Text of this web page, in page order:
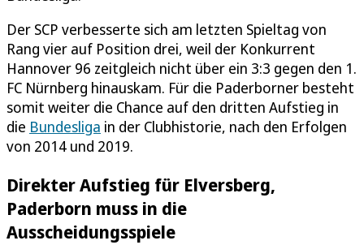
Der SCP verbesserte sich am letzten Spieltag von
Rang vier auf Position drei, weil der Konkurrent
Hannover 96 zeitgleich nicht über ein 3:3 gegen den 1.
FC Nürnberg hinauskam. Für die Paderborner besteht
somit weiter die Chance auf den dritten Aufstieg in
die Bundesliga in der Clubhistorie, nach den Erfolgen
von 2014 und 2019.
Direkter Aufstieg für Elversberg,
Paderborn muss in die
Ausscheidungsspiele